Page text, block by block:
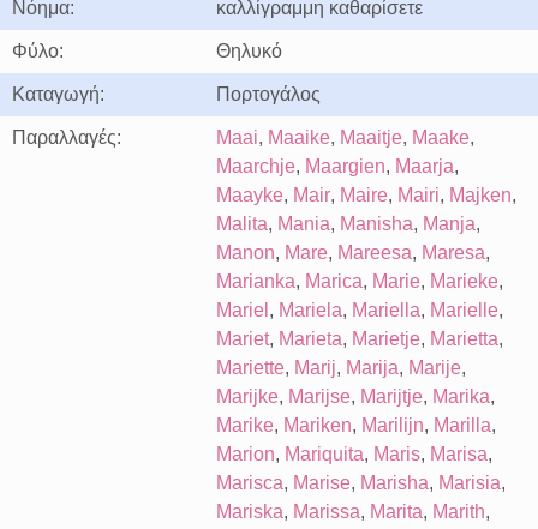
Νόημα: καλλίγραμμη καθαρίσετε
Φύλο: Θηλυκό
Καταγωγή: Πορτογάλος
Παραλλαγές: Maai, Maaike, Maaitje, Maake,
Maarchje, Maargien, Maarja,
Maayke, Mair, Maire, Mairi, Majken,
Malita, Mania, Manisha, Manja,
Manon, Mare, Mareesa, Maresa,
Marianka, Marica, Marie, Marieke,
Mariel , Mariela, Mariella, Marielle,
Mariet, Marieta, Marietje, Marietta,
Mariette, Marij, Marija, Marije,
Marijke, Marijse, Marijtje, Marika,
Marike, Mariken, Marilijn, Marilla,
Marion, Mariquita, Maris, Marisa,
Marisca, Marise, Marisha, Marisia,
Mariska, Marissa, Marita, Marith,